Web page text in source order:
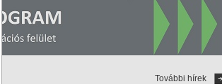
További hírek